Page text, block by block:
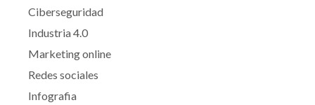
Ciberseguridad
Industria 4.0
Marketing online
Redes sociales
Infografia